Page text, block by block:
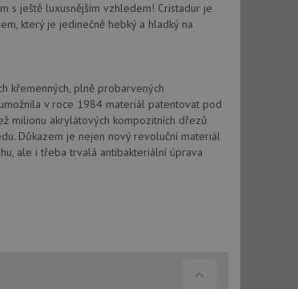
s ještě luxusnějším vzhledem! Cristadur je
který je jedinečně hebký a hladký na
křemenných, plně probarvených
v roce 1984 materiál patentovat pod
milionu akrylátových kompozitních dřezů
Důkazem je nejen nový revoluční materiál
ale i třeba trvalá antibakteriální úprava